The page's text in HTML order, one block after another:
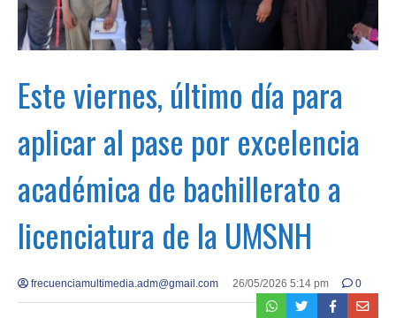
Este viernes, último día para
aplicar al pase por excelencia
académica de bachillerato a
licenciatura de la UMSNH
frecuenciamultimedia.adm@gmail.com 26/05/2026 5:14 pm 0